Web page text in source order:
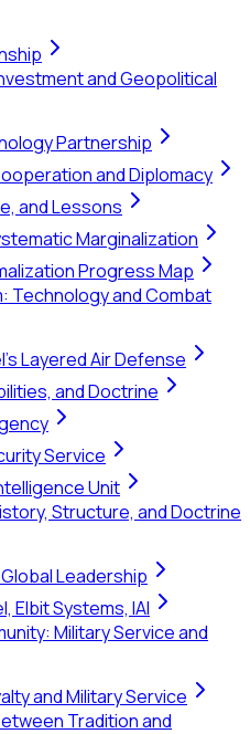
and Geopolitical
Partnership
and Diplomacy
and Lessons
Marginalization
Progress Map
Technology and Combat
Layered Air Defense
and Doctrine
Service
Unit
Structure, and Doctrine
Leadership
Elbit Systems, IAI
Military Service and
and Military Service
Tradition and